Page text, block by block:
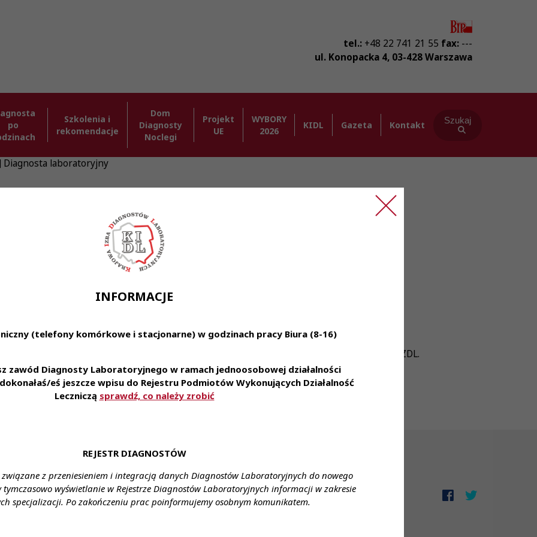
tel.: +48 22 741 21 55 fax: ---
ul. Konopacka 4, 03-428Warszawa
po
Szkolenia i
rekomendacje
Dom
Diagnosty
Noclegi
Projekt
UE
WYBORY
2026
KIDL Gazeta Kontakt Szukaj
INFORMACJE
(telefony komórkowe i stacjonarne) w godzinach pracy Biura (8-16)
zawód Diagnosty Laboratoryjnego w ramach jednoosobowej działalności
eś jeszcze wpisu do Rejestru Podmiotów Wykonujących Działalność
Leczniczą sprawdź, co należy zrobić
REJESTR DIAGNOSTÓW
z przeniesieniem i integracją danych Diagnostów Laboratoryjnych do nowego
tymczasowo wyświetlanie w Rejestrze Diagnostów Laboratoryjnych informacji w zakresie
specjalizacji. Po zakończeniu prac poinformujemy osobnym komunikatem.
Diagnosta laboratoryjny
- Krajowa Izba Diagnostów
poszukuje pracy na terenie Lublina i okolic .Wieloletnie doświadczenie i aktualne PWZDL.
½ etatu lub pełny etat
Biuro czynne w godzinach: 8:00
- 16:00
Obowiązek informacyjny (RODO)